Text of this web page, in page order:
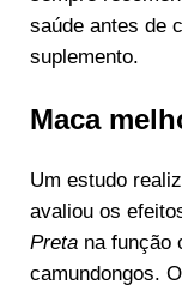
saúde antes de
suplemento.
Maca
Um estudo
avaliou os
Pretana função
camundongos.